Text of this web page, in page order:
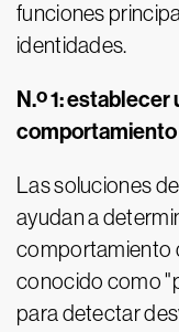
funciones
identidades.
N.º 1:
Las soluciones
ayudan a
comportamiento
conocido como
para detectar